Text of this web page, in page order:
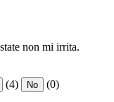
non mi irrita.
(4) No (0)